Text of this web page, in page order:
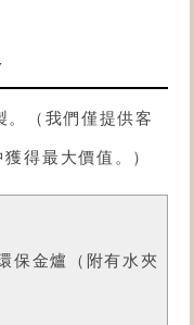
（我們僅提供客
得最大價值。）
保金爐
（附有水夾